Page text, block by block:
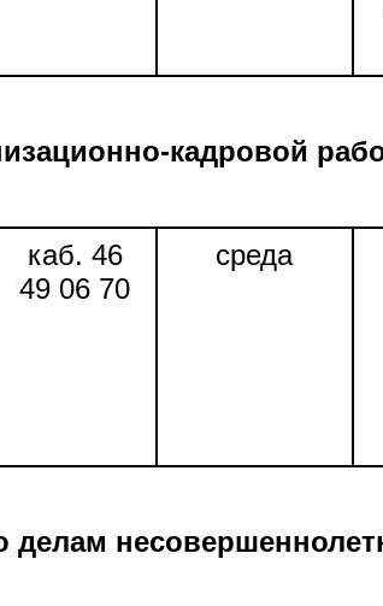
кадровой
каб. 46
49 06 70
среда
делам